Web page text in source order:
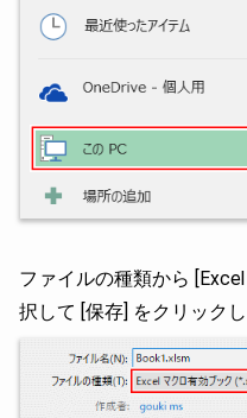
ファイルの種類から
択して [保存] をクリックし